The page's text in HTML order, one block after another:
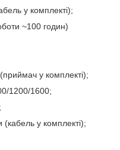
у комплекті);
~100 годин)
у комплекті);
1200/1600;
у комплекті);